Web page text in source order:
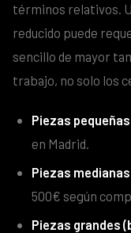
términos relativos.
reducido puede
sencillo de mayor
trabajo, no solo los
Piezas
en Madrid.
Piezas
500€ según
Piezas grandes